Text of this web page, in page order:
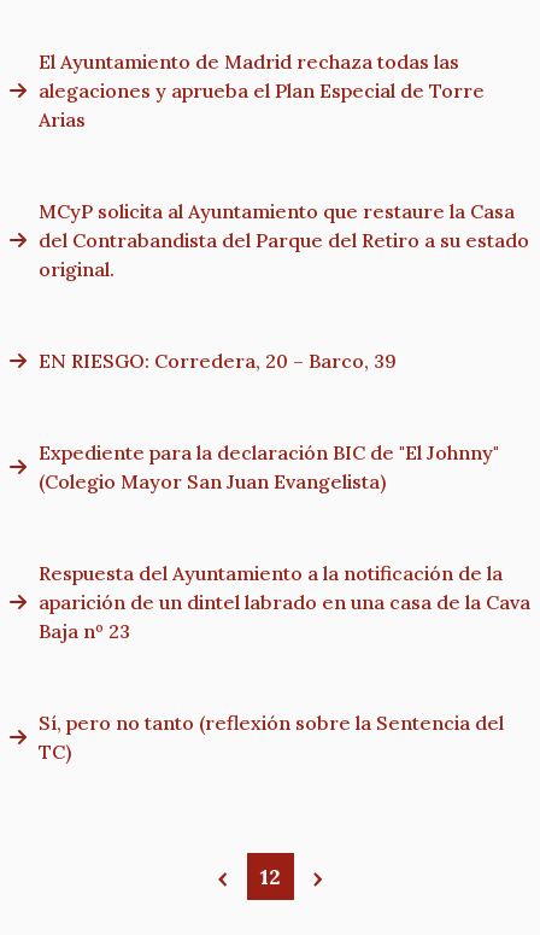
El Ayuntamiento de Madrid rechaza todas las
alegaciones y aprueba el Plan Especial de Torre
Arias
MCyP solicita al Ayuntamiento que restaure la Casa
del Contrabandista del Parque del Retiro a su estado
original.
EN RIESGO: Corredera, 20 – Barco, 39
Expediente para la declaración BIC de "El Johnny"
(Colegio Mayor San Juan Evangelista)
Respuesta del Ayuntamiento a la notificación de la
aparición de un dintel labrado en una casa de la Cava
Baja nº 23
Sí, pero no tanto (reflexión sobre la Sentencia del
TC)
12